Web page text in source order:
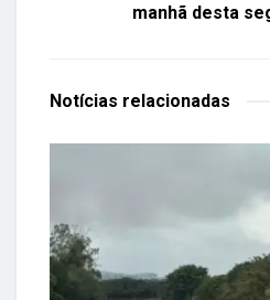
manhã desta
Notícias relacionadas